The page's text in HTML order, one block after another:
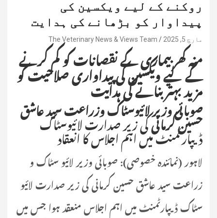
روکنے کے لیے ویکسین کی
پیداوار کو بڑھانے کی ہدایت
مارچ 5, 2025 The Veterinary News & Views Team
منہ کھر بیماری کے نقصانات کو کم کرنے
کے لیے ویکسین کی پیداواری صلاحیت کو
مزید بہتر بنانے کی ہدایت
صوبائی وزیر لائیوسٹاک وزراعت سید عاشق
حسین کرمانیکی زیر صدارت لائیوسٹاک
ڈیپارٹمنٹ میں اہم اجلاس کا انعقاد
لاہور (نمائندہ خصوصی): صوبائی وزیر لائیو سٹاک و
زراعت سید عاشق حسین کرمانی کی زیر صدارت لائیو
سٹاک ڈیپارٹمنٹ میں اہم اجلاس منعقد ہوا جس میں